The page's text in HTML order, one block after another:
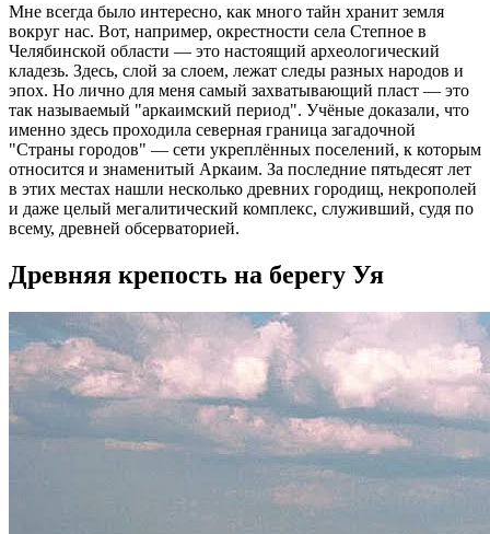
Мне всегда было интересно, как много тайн хранит земля
вокруг нас. Вот, например, окрестности села Степное в
Челябинской области — это настоящий археологический
кладезь. Здесь, слой за слоем, лежат следы разных народов и
эпох. Но лично для меня самый захватывающий пласт — это
так называемый "аркаимский период". Учёные доказали, что
именно здесь проходила северная граница загадочной
"Страны городов" — сети укреплённых поселений, к которым
относится и знаменитый Аркаим. За последние пятьдесят лет
в этих местах нашли несколько древних городищ, некрополей
и даже целый мегалитический комплекс, служивший, судя по
всему, древней обсерваторией.
Древняя крепость на берегу Уя